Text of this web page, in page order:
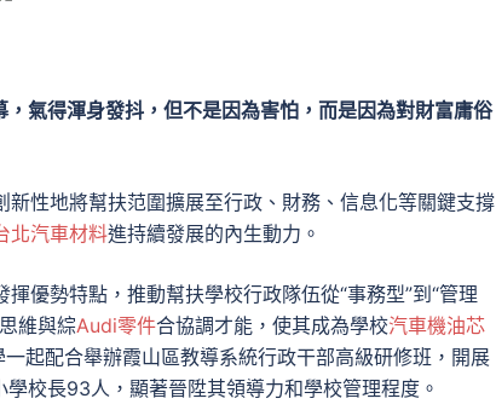
氣得渾身發抖，但不是因為害怕，而是因為對財富庸俗
性地將幫扶范圍擴展至行政、財務、信息化等關鍵支撐
北汽車材料進持續發展的內生動力。
優勢特點，推動幫扶學校行政隊伍從“事務型”到“管理
維與綜Audi零件合協調才能，使其成為學校汽車機油芯
起配合舉辦霞山區教導系統行政干部高級研修班，開展
校長93人，顯著晉陞其領導力和學校管理程度。